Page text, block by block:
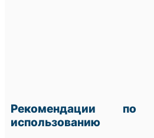
Рекомендации
использованию